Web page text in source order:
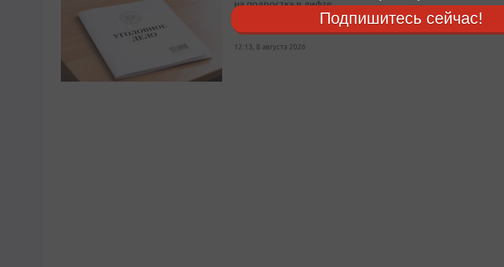
на подростка в лифте
Пострадавшему школьнику были причинены телесные повреждения
12:13, 8 августа 2026
Подпишитесь сейчас!